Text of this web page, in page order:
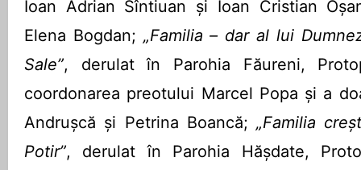
Ioan Adrian Sîntiuan și Ioan Cristian
Elena Bogdan; „Familia – dar al lui
Sale”, derulat în Parohia Făureni,
coordonarea preotului Marcel Popa și a
Andrușcă și Petrina Boancă; „Familia
Potir”, derulat în Parohia Hășdate,